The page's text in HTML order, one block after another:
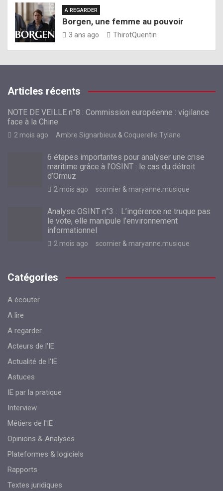
A REGARDER
Borgen, une femme au pouvoir
3 ans ago ThirotQuentin
Articles récents
NOTE DE VEILLE n°8 : Commission européenne : vigilance
face à la Chine
2 mois ago Ambre Signarbieux & Coquerelle Tylane
6 étapes importantes pour analyser une crise
maritime grâce à l’OSINT : le cas du détroit
d’Ormuz
2 mois ago scornier & maryanne.musique
Analyse OSINT n°3 : L’ingérence ne truque pas
le vote, elle manipule l’environnement
informationnel
2 mois ago scornier & maryanne.musique
Catégories
A écouter
A lire
A regarder
Acteurs de l'IE
Actualité de l'IE
Astuces
IE par la pratique
Interview
Métiers de l'IE
Opinions & Analyses
Plateformes & logiciels
Rapports
Textes juridiques